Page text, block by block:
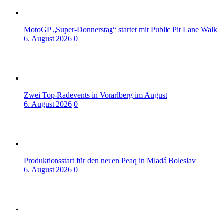
MotoGP „Super-Donnerstag“ startet mit Public Pit Lane Walk
6. August 2026 0
Zwei Top-Radevents in Vorarlberg im August
6. August 2026 0
Produktionsstart für den neuen Peaq in Mladá Boleslav
6. August 2026 0